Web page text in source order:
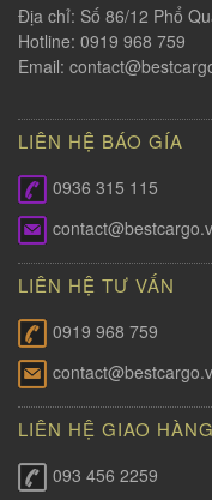
Địa chỉ: Số 86/12 Phổ
Hotline: 0919 968 759
Email:
LIÊN HỆ BÁO GÍA
0936 315 115
LIÊN HỆ TƯ VẤN
0919 968 759
LIÊN HỆ GIAO HÀNG
093 456 2259